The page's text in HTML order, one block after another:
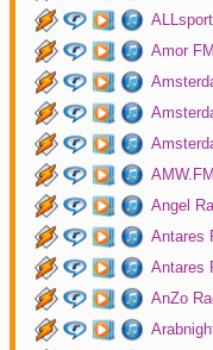
Amor FM
AMW.FM
Angel
Antares
Antares
AnZo